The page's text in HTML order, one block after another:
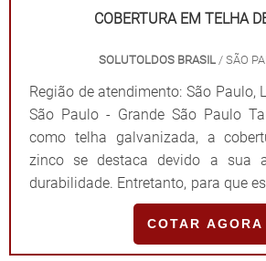
clientes até os colaboradores.
COBERTURA EM TELHA
SOLUTOLDOS BRASIL/ SÃO
Região de atendimento: São Paulo,
São Paulo - Grande São Paulo
como telha galvanizada, a
zinco se destaca devido a sua
durabilidade. Entretanto, para que
comprovados, é fundamental que
realizada em empresas de amplo
segmento. OS PRINCIPAIS LOCAIS
COTAR AGORA